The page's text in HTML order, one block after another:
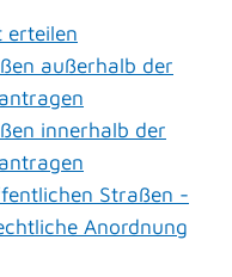
erteilen
außerhalb der
innerhalb der
Straßen -
Anordnung